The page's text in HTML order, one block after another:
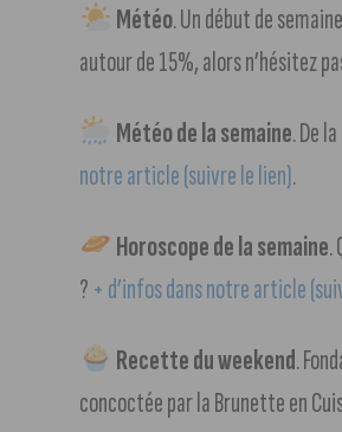
Météo. Un début de
autour de 15%, alors n’hésitez
Météo de la semaine. De
notre article (suivre le lien).
Horoscope de la semaine.
? + d’infos dans notre article
Recette du weekend.
concoctée par la Brunette en